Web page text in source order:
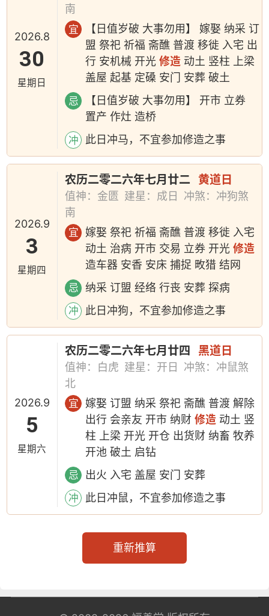
2026.8
30
星期日
南
宜
【日值岁破 大事勿用】 嫁娶 纳采 订
盟 祭祀 祈福 斋醮 普渡 移徙 入宅 出
行 安机械 开光修造 动土 竖柱 上梁
盖屋 起基 定磉 安门 安葬 破土
忌
【日值岁破 大事勿用】 开市 立券
置产 作灶 造桥
冲 此日冲马，不宜参加修造之事
2026.9
3
星期四
农历二零二六年七月廿二 黄道日
值神：金匮 建星：成日
冲煞：冲狗煞
南
宜
嫁娶 祭祀 祈福 斋醮 普渡 移徙 入宅
动土 治病 开市 交易 立券 开光修造
造车器 安香 安床 捕捉 畋猎 结网
忌 纳采 订盟 经络 行丧 安葬 探病
冲 此日冲狗，不宜参加修造之事
2026.9
5
星期六
农历二零二六年七月廿四 黑道日
值神：白虎 建星：开日
冲煞：冲鼠煞
北
宜
嫁娶 订盟 纳采 祭祀 斋醮 普渡 解除
出行 会亲友 开市 纳财修造 动土 竖
柱 上梁 开光 开仓 出货财 纳畜 牧养
开池 破土 启钻
忌 出火 入宅 盖屋 安门 安葬
冲 此日冲鼠，不宜参加修造之事
重新推算